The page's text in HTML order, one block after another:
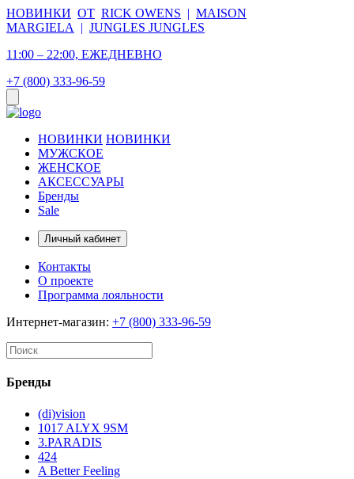
НОВИНКИ ОТ RICK OWENS | MAISON
MARGIELA
| JUNGLES JUNGLES
11:00 – 22:00, ЕЖЕДНЕВНО
+7 (800) 333-96-59
НОВИНКИ НОВИНКИ
МУЖСКОЕ
ЖЕНСКОЕ
АКСЕССУАРЫ
Бренды
Sale
Личный кабинет
Контакты
О проекте
Программа лояльности
Интернет-магазин: +7 (800) 333-96-59
Бренды
(di)vision
1017 ALYX 9SM
3.PARADIS
424
A Better Feeling